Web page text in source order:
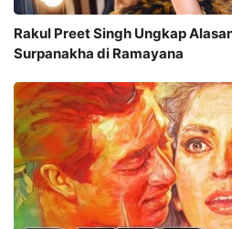
Rakul Preet Singh Ungkap
Surpanakha di Ramayana